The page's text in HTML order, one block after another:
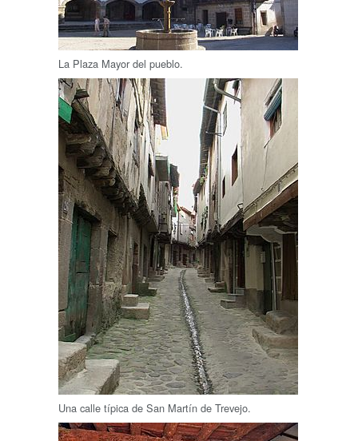
La Plaza Mayor del pueblo.
Una calle típica de San Martín de Trevejo.